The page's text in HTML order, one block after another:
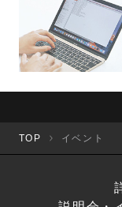
TOP イベント